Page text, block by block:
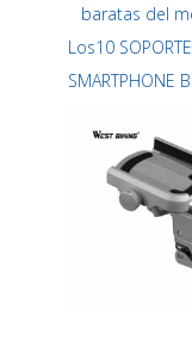
baratas del
Los10 SOPORTE
SMARTPHONE